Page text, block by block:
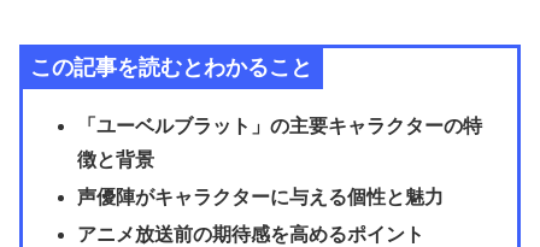
この記事を読むとわかること
「ユーベルブラット」の主要キャラクターの特
徴と背景
声優陣がキャラクターに与える個性と魅力
アニメ放送前の期待感を高めるポイント